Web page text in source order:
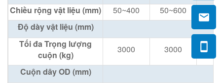
Chiều rộng vật liệu (mm)
50~400 50~600
Độ dày vật liệu (mm)
Tối đa Trọng lượng
cuộn (kg)
3000 3000
Cuộn dây OD (mm)